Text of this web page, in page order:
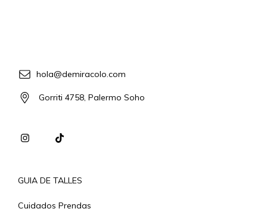
hola@demiracolo.com
Gorriti 4758, Palermo Soho
GUIA DE TALLES
Cuidados Prendas